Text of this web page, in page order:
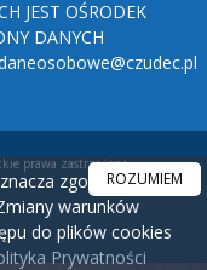
JEST OŚRODEK
DANYCH
prawa zastrzeżone.
zgodę na
warunków
do plików cookies
Prywatności
ROZUMIEM